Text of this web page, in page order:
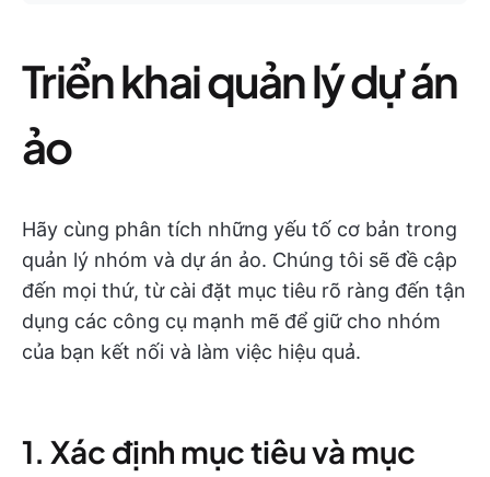
Triển khai quản lý dự án
ảo
Hãy cùng phân tích những yếu tố cơ bản trong
quản lý nhóm và dự án ảo. Chúng tôi sẽ đề cập
đến mọi thứ, từ cài đặt mục tiêu rõ ràng đến tận
dụng các công cụ mạnh mẽ để giữ cho nhóm
của bạn kết nối và làm việc hiệu quả.
1. Xác định mục tiêu và mục